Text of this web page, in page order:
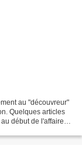
au "découvreur"
Quelques articles
début de l'affaire